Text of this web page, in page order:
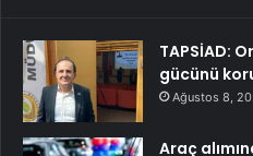
TAPSİAD:
gücünü
Ağustos 8,
Araç